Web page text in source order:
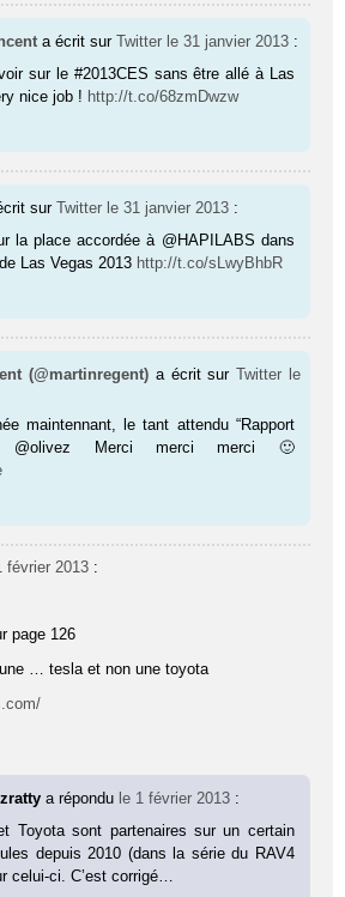
a écrit surTwitter le 31 janvier 2013 :
sur le #2013CES sans être allé à Las
nice job ! http://t.co/68zmDwzw
surTwitter le 31 janvier 2013 :
la place accordée à @HAPILABS dans
Las Vegas 2013 http://t.co/sLwyBhbR
(@martinregent) a écrit surTwitter le
maintennant, le tant attendu “Rapport
@olivez Merci merci merci 🙂
février 2013 :
page 126
… tesla et non une toyota
a répondu le 1 février 2013 :
Toyota sont partenaires sur un certain
depuis 2010 (dans la série du RAV4
celui-ci. C’est corrigé…